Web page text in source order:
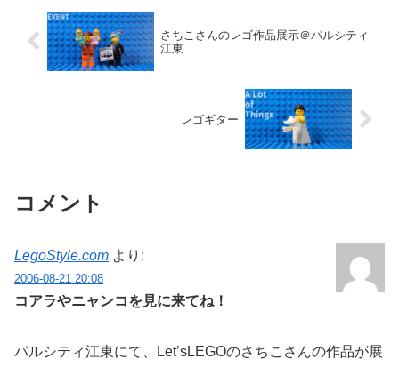
さちこさんのレゴ作品展示＠パルシティ
江東
レゴギター
コメント
LegoStyle.com より:
2006-08-21 20:08
コアラやニャンコを見に来てね！
パルシティ江東にて、Let’sLEGOのさちこさんの作品が展